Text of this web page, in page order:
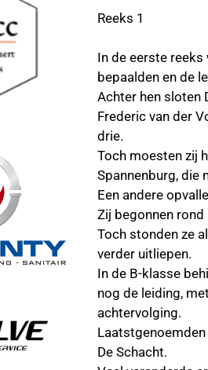
Reeks 1
In de eerste
bepaalden en de
Achter hen sloten
Frederic van der
drie.
Toch moesten zij
Spannenburg, die
Een andere
Zij begonnen
Toch stonden ze
verder uitliepen.
In de B-klasse
nog de leiding,
achtervolging.
De Schacht.